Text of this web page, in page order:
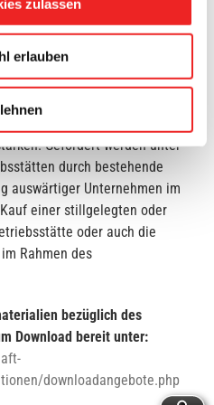
zulassen
erlauben
den Fördertopf mit je
es, Arbeitsplätze in den
bzw. zu sichern und die
Gefördert werden unter
durch bestehende
auswärtiger Unternehmen im
einer stillgelegten oder
oder auch die
Rahmen des
bezüglich des
Download bereit unter:
downloadangebote.php